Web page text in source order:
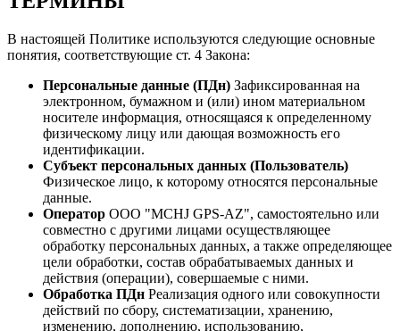
В настоящей Политике используются следующие основные
понятия, соответствующие ст. 4 Закона:
Персональные данные (ПДн) Зафиксированная на
электронном, бумажном и (или) ином материальном
носителе информация, относящаяся к определенному
физическому лицу или дающая возможность его
идентификации.
Субъект персональных данных (Пользователь)
Физическое лицо, к которому относятся персональные
данные.
Оператор ООО "MCHJ GPS-AZ", самостоятельно или
совместно с другими лицами осуществляющее
обработку персональных данных, а также определяющее
цели обработки, состав обрабатываемых данных и
действия (операции), совершаемые с ними.
Обработка ПДн Реализация одного или совокупности
действий по сбору, систематизации, хранению,
изменению, дополнению, использованию,